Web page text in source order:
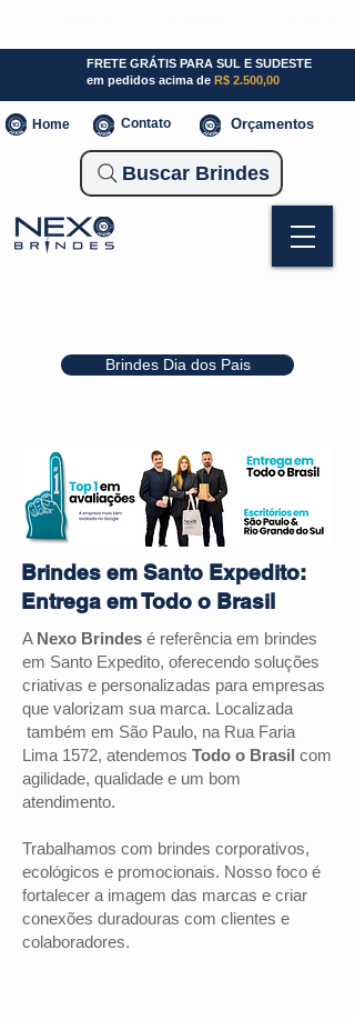
Brindes Dia dos Pais
FRETE GRÁTIS PARA SUL E SUDESTE
em pedidos acima de R$ 2.500,00
Home Contato Orçamentos
Buscar Brindes
Brindes em Santo Expedito:
Entrega em Todo o Brasil
A Nexo Brindes é referência em brindes
em Santo Expedito, oferecendo soluções
criativas e personalizadas para empresas
que valorizam sua marca. Localizada
também em São Paulo, na Rua Faria
Lima 1572, atendemos Todo o Brasil com
agilidade, qualidade e um bom
atendimento.
Trabalhamos com brindes corporativos,
ecológicos e promocionais. Nosso foco é
fortalecer a imagem das marcas e criar
conexões duradouras com clientes e
colaboradores.